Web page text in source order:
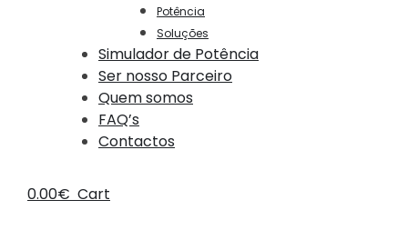
Potência
Soluções
Simulador de Potência
Ser nosso Parceiro
Quem somos
FAQ’s
Contactos
0.00€ Cart